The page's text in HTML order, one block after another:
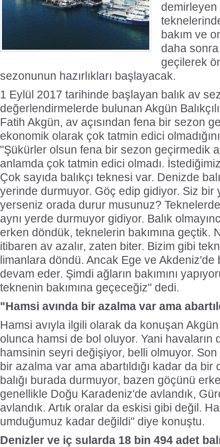
demirleyen
bakım ve
daha sonra
geçilerek
sezonunun hazırlıkları başlayacak.
1 Eylül 2017 tarihinde başlayan balık av
değerlendirmelerde bulunan Akgün
Fatih Akgün, av açısından fena bir sezon
ekonomik olarak çok tatmin edici
"Şükürler olsun fena bir sezon geçirmedik
anlamda çok tatmin edici olmadı.
Çok sayıda balıkçı teknesi var. Denizde
yerinde durmuyor. Göç edip gidiyor. Siz bir
yerseniz orada durur musunuz?
aynı yerde durmuyor gidiyor. Balık
erken döndük, teknelerin bakımına geçtik.
itibaren av azalır, zaten biter. Bizim gibi
limanlara döndü. Ancak Ege ve Akdeniz'de
devam eder. Şimdi ağların bakımını
teknenin bakımına geçeceğiz" dedi.
"Hamsi avında bir azalma var ama
Hamsi avıyla ilgili olarak da konuşan
olunca hamsi de bol oluyor. Yani havaların
hamsinin seyri değişiyor, belli olmuyor. Son
bir azalma var ama abartıldığı kadar da
balığı burada durmuyor, bazen göçünü
genellikle Doğu Karadeniz'de avlandık,
avlandık. Artık oralar da eskisi gibi değil.
umduğumuz kadar değildi" diye konuştu.
Denizler ve iç sularda 18 bin 494 adet